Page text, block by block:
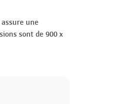
une
sont de 900 x